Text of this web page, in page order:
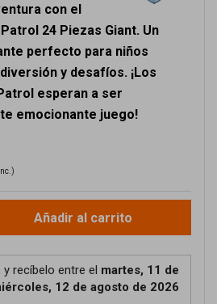
con el
24 Piezas Giant. Un
perfecto para niños
y desafíos. ¡Los
esperan a ser
emocionante juego!
Añadir al carrito
y recíbelo entre el martes, 11 de
12 de agosto de 2026